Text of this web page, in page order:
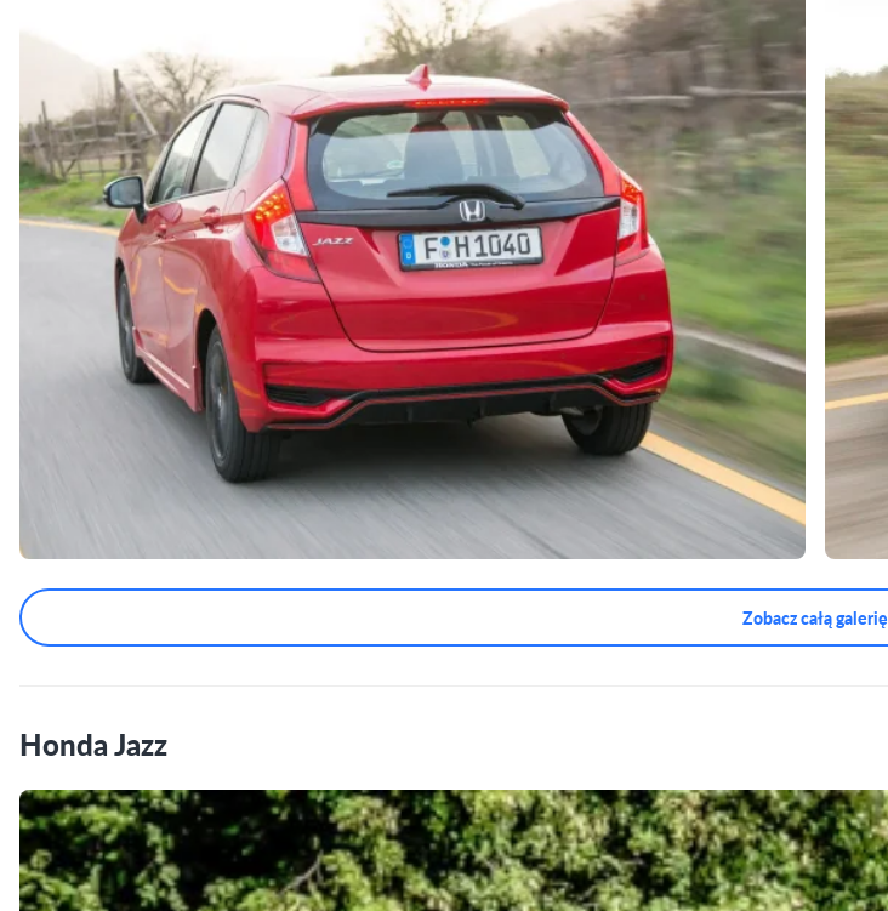
Zobacz całą galerię
Honda Jazz